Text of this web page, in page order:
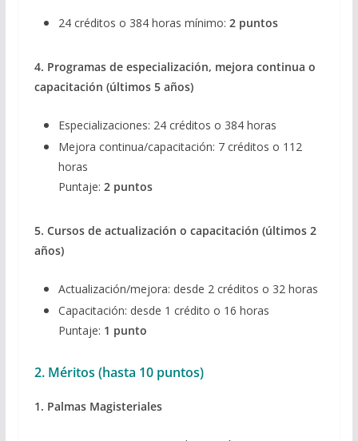
24 créditos o 384 horas mínimo: 2 puntos
4. Programas de especialización, mejora continua o
capacitación (últimos 5 años)
Especializaciones: 24 créditos o 384 horas
Mejora continua/capacitación: 7 créditos o 112
horas
Puntaje: 2 puntos
5. Cursos de actualización o capacitación (últimos 2
años)
Actualización/mejora: desde 2 créditos o 32 horas
Capacitación: desde 1 crédito o 16 horas
Puntaje: 1 punto
2. Méritos (hasta 10 puntos)
1. Palmas Magisteriales